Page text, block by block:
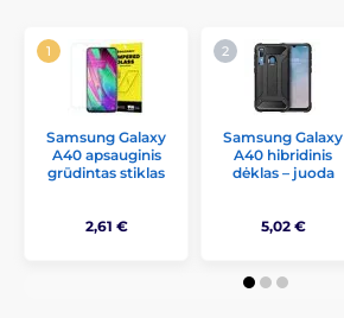
Samsung Galaxy
A40 apsauginis
grūdintas stiklas
2,61 €
Samsung Galaxy
A40 hibridinis
dėklas – juoda
5,02 €